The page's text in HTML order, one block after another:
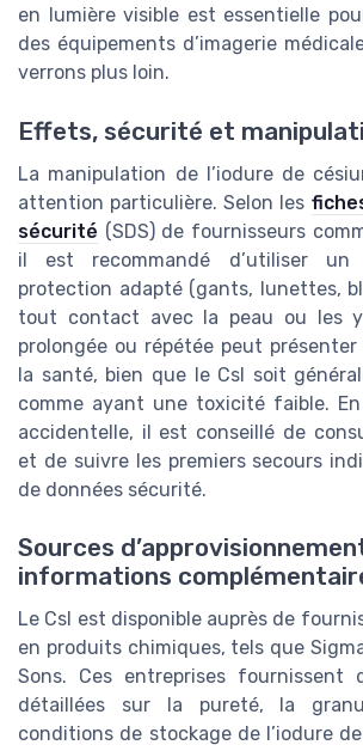
en lumière visible est essentielle
des équipements d’imagerie
verrons plus loin.
Effets, sécurité et
La manipulation de l’iodure de
attention particulière. Selon les
sécurité (SDS) de fournisseurs
il est recommandé d’utiliser un
protection adapté (gants, lunettes,
tout contact avec la peau ou les
prolongée ou répétée peut
la santé, bien que le CsI soit
comme ayant une toxicité faible. En
accidentelle, il est conseillé de
et de suivre les premiers secours
de données sécurité.
Sources
informations
Le CsI est disponible auprès de
en produits chimiques, tels que
Sons. Ces entreprises fournissent
détaillées sur la pureté, la
conditions de stockage de l’iodure